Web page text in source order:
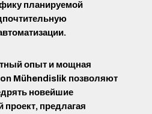
планируемой
опыт и мощная
Mühendislik позволяют
новейшие
проект, предлагая